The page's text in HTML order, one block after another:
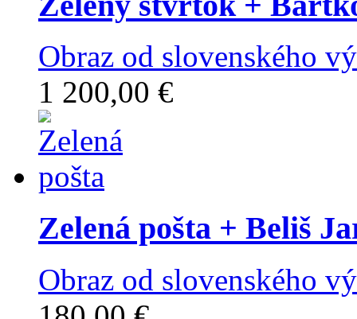
Obraz od slovenského
1 200,00 €
Zelená pošta + Beliš
Obraz od slovenského